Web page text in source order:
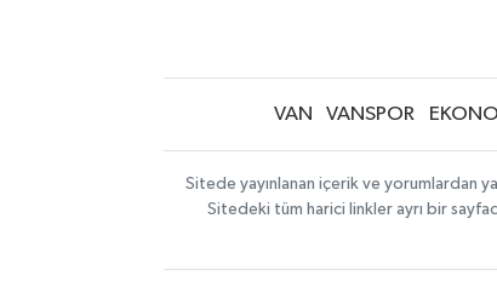
VAN VANSPOR
Sitede yayınlanan içerik ve yorumlardan
Sitedeki tüm harici linkler ayrı bir